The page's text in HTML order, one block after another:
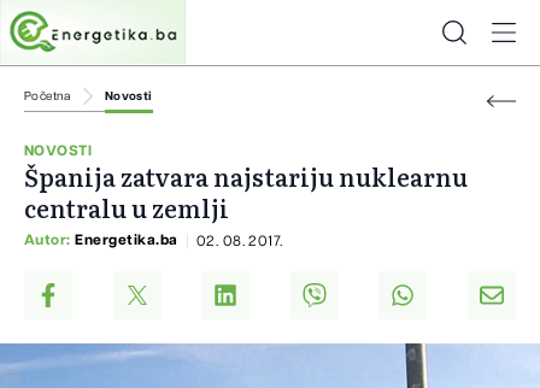
Početna Novosti
NOVOSTI
Španija zatvara najstariju nuklearnu
centralu u zemlji
Autor: Energetika.ba 02. 08. 2017.